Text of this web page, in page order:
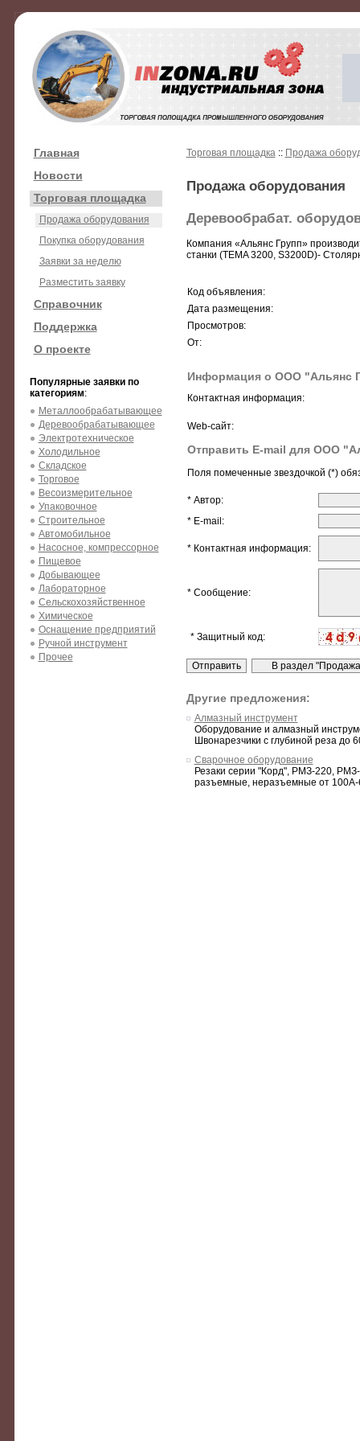
Главная
Новости
Торговая площадка
Продажа оборудования
Покупка оборудования
Заявки за неделю
Разместить заявку
Справочник
Поддержка
О проекте
Популярные заявки по
категориям:
Металлообрабатывающее
Деревообрабатывающее
Электротехническое
Холодильное
Складское
Торговое
Весоизмерительное
Упаковочное
Строительное
Автомобильное
Насосное, компрессорное
Пищевое
Добывающее
Лабораторное
Сельскохозяйственное
Химическое
Оснащение предприятий
Ручной инструмент
Прочее
Торговая площадка:: Продажа
Продажа оборудования
Деревообрабат.
Компания «Альянс Групп»
станки (TEMA 3200, S3200D)-
Код объявления:
Дата размещения:
Просмотров:
От:
Информация о ООО "Альянс
Контактная информация:
Web-сайт:
Отправить E-mail для ООО
Поля помеченные звездочкой (*)
* Автор:
* E-mail:
* Контактная информация:
* Сообщение:
* Защитный код:
Другие предложения:
Алмазный инструмент
Оборудование и алмазный
Швонарезчики с глубиной реза до
Сварочное оборудование
Резаки серии "Корд", РМЗ-220,
разъемные, неразъемные от